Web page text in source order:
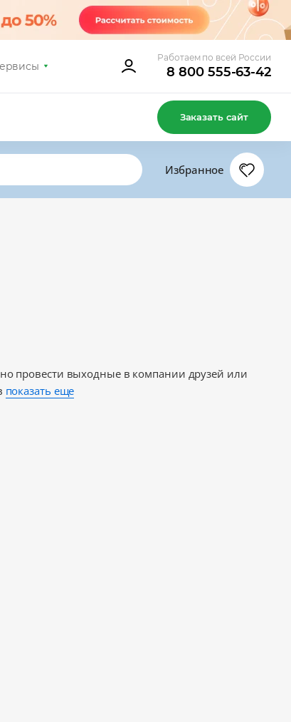
Работаем по всей России
8 800 555-63-42
Заказать сайт
Избранное
провести выходные в компании друзей или
показать еще